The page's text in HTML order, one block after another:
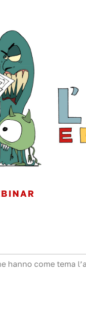
hanno come tema